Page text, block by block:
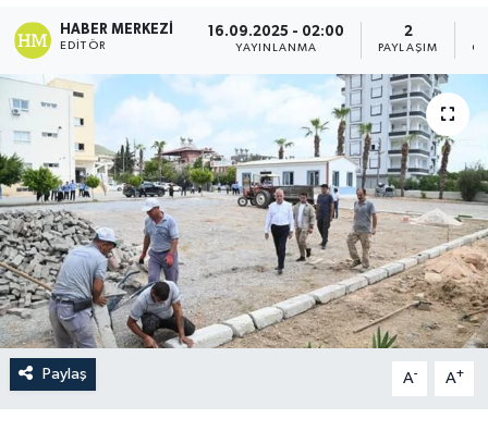
HABER MERKEZI
EDITÖR
16.09.2025 - 02:00
YAYINLANMA
2
PAYLAŞIM
Paylaş A- A+